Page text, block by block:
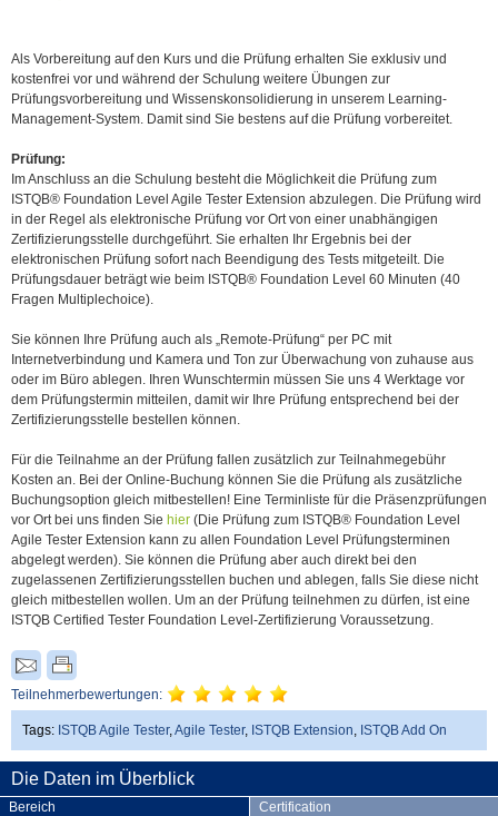
Als Vorbereitung auf den Kurs und die Prüfung erhalten Sie exklusiv und
kostenfrei vor und während der Schulung weitere Übungen zur
Prüfungsvorbereitung und Wissenskonsolidierung in unserem Learning-
Management-System. Damit sind Sie bestens auf die Prüfung vorbereitet.
Prüfung:
Im Anschluss an die Schulung besteht die Möglichkeit die Prüfung zum
ISTQB® Foundation Level Agile Tester Extension abzulegen. Die Prüfung wird
in der Regel als elektronische Prüfung vor Ort von einer unabhängigen
Zertifizierungsstelle durchgeführt. Sie erhalten Ihr Ergebnis bei der
elektronischen Prüfung sofort nach Beendigung des Tests mitgeteilt. Die
Prüfungsdauer beträgt wie beim ISTQB® Foundation Level 60 Minuten (40
Fragen Multiplechoice).
Sie können Ihre Prüfung auch als „Remote-Prüfung“ per PC mit
Internetverbindung und Kamera und Ton zur Überwachung von zuhause aus
oder im Büro ablegen. Ihren Wunschtermin müssen Sie uns 4 Werktage vor
dem Prüfungstermin mitteilen, damit wir Ihre Prüfung entsprechend bei der
Zertifizierungsstelle bestellen können.
Für die Teilnahme an der Prüfung fallen zusätzlich zur Teilnahmegebühr
Kosten an. Bei der Online-Buchung können Sie die Prüfung als zusätzliche
Buchungsoption gleich mitbestellen! Eine Terminliste für die Präsenzprüfungen
vor Ort bei uns finden Sie hier (Die Prüfung zum ISTQB® Foundation Level
Agile Tester Extension kann zu allen Foundation Level Prüfungsterminen
abgelegt werden). Sie können die Prüfung aber auch direkt bei den
zugelassenen Zertifizierungsstellen buchen und ablegen, falls Sie diese nicht
gleich mitbestellen wollen. Um an der Prüfung teilnehmen zu dürfen, ist eine
ISTQB Certified Tester Foundation Level-Zertifizierung Voraussetzung.
Teilnehmerbewertungen:
Tags: ISTQB Agile Tester,Agile Tester, ISTQB Extension, ISTQB Add On
Die Daten im Überblick
Bereich
Certification